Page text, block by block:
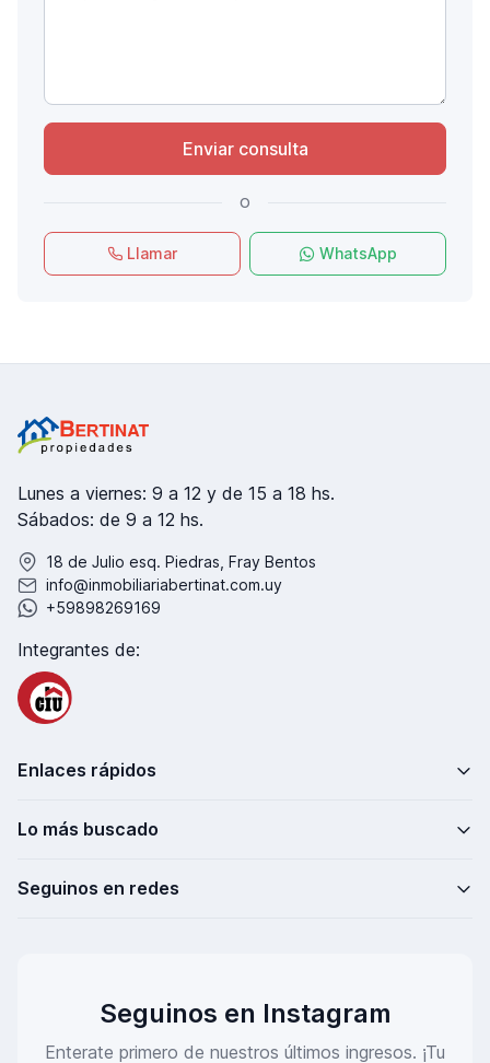
Enviar consulta
o
Llamar WhatsApp
Lunes a viernes: 9 a 12 y de 15 a 18 hs.
Sábados: de 9 a 12 hs.
18 de Julio esq. Piedras, Fray Bentos
info@inmobiliariabertinat.com.uy
+59898269169
Integrantes de:
Enlaces rápidos
Lo más buscado
Seguinos en redes
Seguinos en Instagram
Enterate primero de nuestros últimos ingresos. ¡Tu